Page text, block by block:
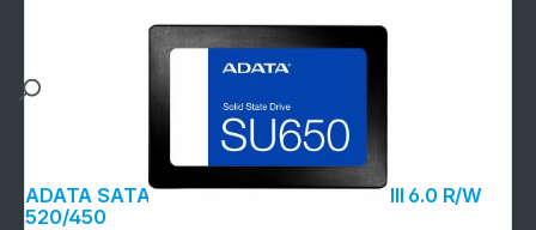
ADATA SATA SSD SU650 512GB SATA III 6.0 R/W
520/450